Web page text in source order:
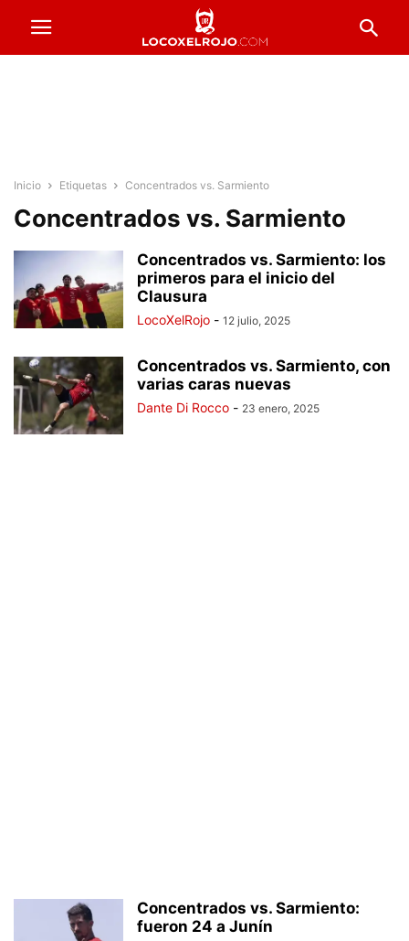
Inicio Etiquetas Concentrados vs. Sarmiento
Concentrados vs. Sarmiento
Concentrados vs. Sarmiento: los
primeros para el inicio del
Clausura
LocoXelRojo - 12 julio, 2025
Concentrados vs. Sarmiento, con
varias caras nuevas
Dante Di Rocco - 23 enero, 2025
Concentrados vs. Sarmiento:
fueron 24 a Junín